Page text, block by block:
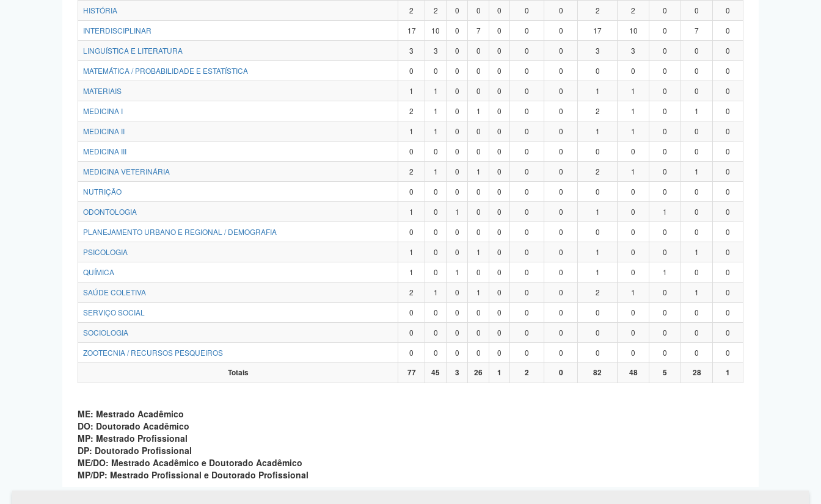
HISTÓRIA
2 2 0 0 0 0 0 2 2 0 0
0
INTERDISCIPLINAR
17 10 0 7 0 0 0 17 10 0 7
0
LINGUÍSTICA E LITERATURA
3 3 0 0 0 0 0 3 3 0 0
0
MATEMÁTICA / PROBABILIDADE E ESTATÍSTICA
0 0 0 0 0 0 0 0 0 0 0
0
MATERIAIS
1 1 0 0 0 0 0 1 1 0 0
0
MEDICINA I
2 1 0 1 0 0 0 2 1 0 1
0
MEDICINA II
1 1 0 0 0 0 0 1 1 0 0
0
MEDICINA III
0 0 0 0 0 0 0 0 0 0 0
0
MEDICINA VETERINÁRIA
2 1 0 1 0 0 0 2 1 0 1
0
NUTRIÇÃO
0 0 0 0 0 0 0 0 0 0 0
0
ODONTOLOGIA
1 0 1 0 0 0 0 1 0 1 0
0
PLANEJAMENTO URBANO E REGIONAL / DEMOGRAFIA
0 0 0 0 0 0 0 0 0 0 0
0
PSICOLOGIA
1 0 0 1 0 0 0 1 0 0 1
0
QUÍMICA
1 0 1 0 0 0 0 1 0 1 0
0
SAÚDE COLETIVA
2 1 0 1 0 0 0 2 1 0 1
0
SERVIÇO SOCIAL
0 0 0 0 0 0 0 0 0 0 0
0
SOCIOLOGIA
0 0 0 0 0 0 0 0 0 0 0
0
ZOOTECNIA / RECURSOS PESQUEIROS
0 0 0 0 0 0 0 0 0 0 0
0
Totais
77 45 3 26 1 2 0 82 48 5 28 1
ME: Mestrado Acadêmico
DO: Doutorado Acadêmico
MP: Mestrado Profissional
DP: Doutorado Profissional
ME/DO: Mestrado Acadêmico e Doutorado Acadêmico
MP/DP: Mestrado Profissional e Doutorado Profissional